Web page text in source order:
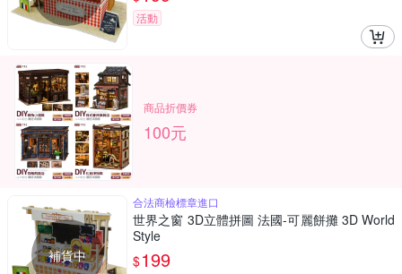
活動
商品折價券
100元
補貨中
合法商檢標章進口
世界之窗 3D立體拼圖 法國-可麗餅攤 3D World
Style
$199